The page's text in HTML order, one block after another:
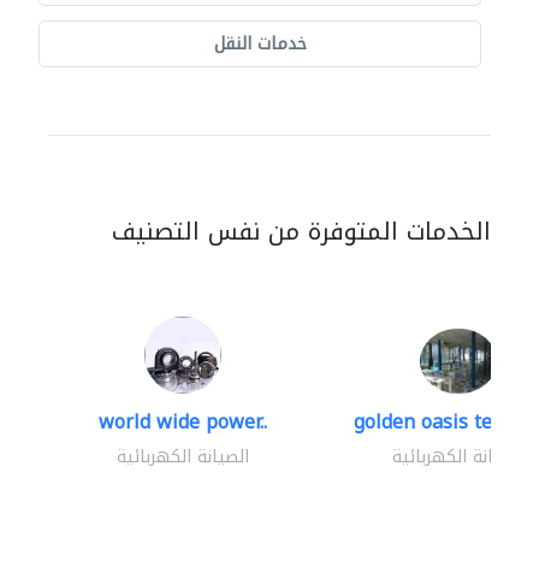
خدمات النقل
الخدمات المتوفرة من نفس التصنيف
world wide power..
الصيانة الكهربائية
golden oasis
الصيانة الكهربائية